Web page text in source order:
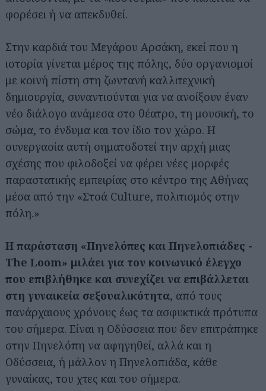
φορέσει ή να απεκδυθεί.
Στην καρδιά του Μεγάρου Αρσάκη, εκεί που η
ιστορία γίνεται μέρος της πόλης, δύο οργανισμοί
με κοινή πίστη στη ζωντανή καλλιτεχνική
δημιουργία, συναντιούνται για να ανοίξουν έναν
νέο διάλογο ανάμεσα στο θέατρο, τη μουσική, το
σώμα, το ένδυμα και τον ίδιο τον χώρο. Η
συνεργασία αυτή σηματοδοτεί την αρχή μιας
σχέσης που φιλοδοξεί να φέρει νέες μορφές
παραστατικής εμπειρίας στο κέντρο της Αθήνας
μέσα από την «Στοά Culture, πολιτισμός στην
πόλη.»
Η παράσταση «Πηνελόπες και Πηνελοπιάδες -
The Loom» μιλάει για τον κοινωνικό έλεγχο
που επιβλήθηκε και συνεχίζει να επιβάλλεται
στη γυναικεία σεξουαλικότητα, από τους
πανάρχαιους χρόνους έως τα ασφυκτικά πρότυπα
του σήμερα. Είναι η Οδύσσεια που δεν επιτράπηκε
στην Πηνελόπη να αφηγηθεί, αλλά και η
Οδύσσεια, ή μάλλον η Πηνελοπιάδα, κάθε
γυναίκας, του χτες και του σήμερα.